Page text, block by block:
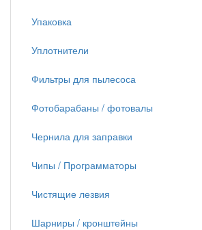
Упаковка
Уплотнители
Фильтры для пылесоса
Фотобарабаны / фотовалы
Чернила для заправки
Чипы / Программаторы
Чистящие лезвия
Шарниры / кронштейны